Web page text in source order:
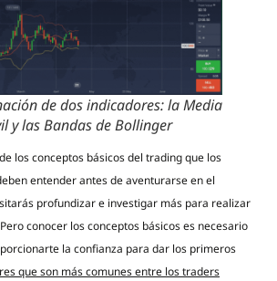
de dos indicadores: la Media
y las Bandas de Bollinger
los conceptos básicos del trading que los
entender antes de aventurarse en el
profundizar e investigar más para realizar
conocer los conceptos básicos es necesario
la confianza para dar los primeros
que son más comunes entre los traders